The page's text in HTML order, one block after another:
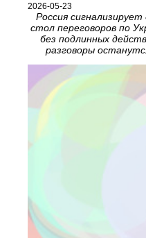
2026-05-23
Россия
стол переговоров по
без подлинных
разговоры